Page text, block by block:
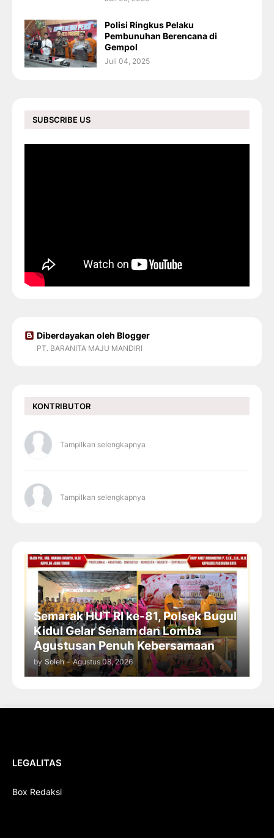
Polisi Ringkus Pelaku
Pembunuhan Berencana di
Gempol
Juli 04, 2025
SUBSCRIBE US
Diberdayakan oleh Blogger
PT. BARANITA MAJU MANDIRI
KONTRIBUTOR
Tampilkan selengkapnya
Tampilkan selengkapnya
Semarak HUT RI ke-81, Polsek Bugul
Kidul Gelar Senam dan Lomba
Agustusan Penuh Kebersamaan
by Soleh - Agustus 08, 2026
LEGALITAS
Box Redaksi